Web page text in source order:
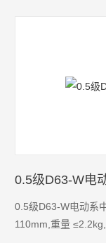
0.5级D63-W电
0.5级D63-W电动系
110mm,重量